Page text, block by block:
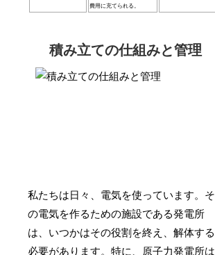
費用に充てられる。
積み立ての仕組みと管理
私たちは日々、電気を使っています。そ
の電気を作るための施設である発電所
は、いつかはその役割を終え、解体する
必要があります。特に、原子力発電所は